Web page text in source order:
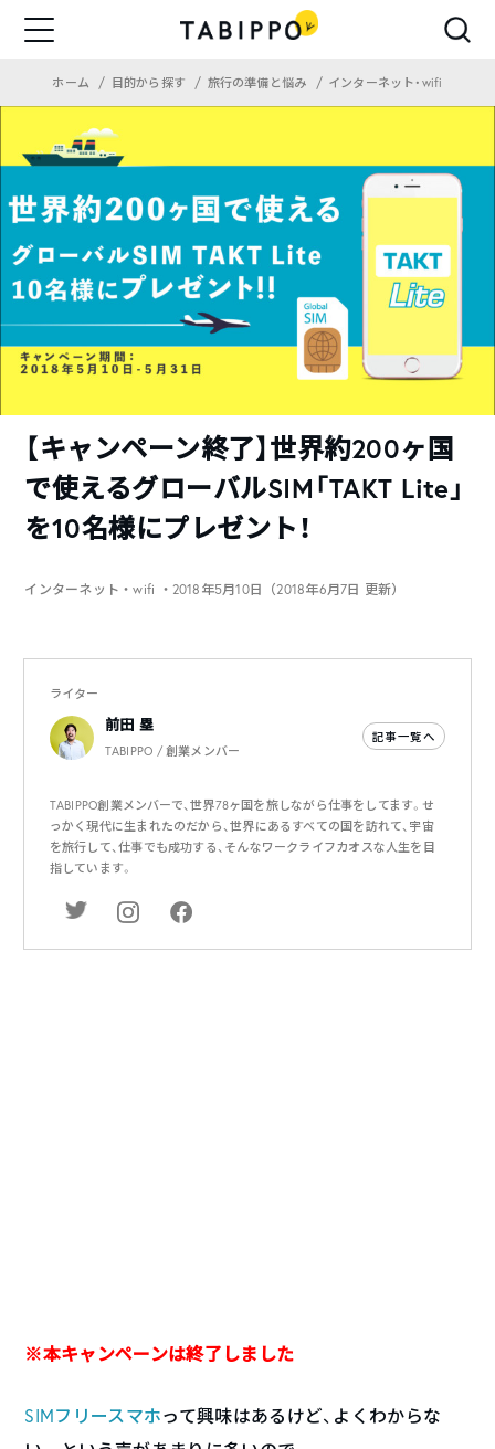
ホーム 目的から探す 旅行の準備と悩み インターネット・wifi
【キャンペーン終了】世界約200ヶ国
で使えるグローバルSIM「TAKT Lite」
を10名様にプレゼント！
インターネット・wifi ・2018年5月10日（2018年6月7日 更新）
ライター
前田 塁
TABIPPO / 創業メンバー
記事一覧へ
TABIPPO創業メンバーで、世界78ヶ国を旅しながら仕事をしてます。せ
っかく現代に生まれたのだから、世界にあるすべての国を訪れて、宇宙
を旅行して、仕事でも成功する、そんなワークライフカオスな人生を目
指しています。
※本キャンペーンは終了しました
SIMフリースマホって興味はあるけど、よくわからな